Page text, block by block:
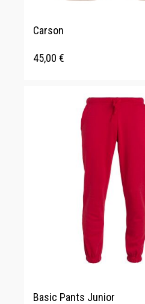
Carson
45,00 €
Basic Pants Junior